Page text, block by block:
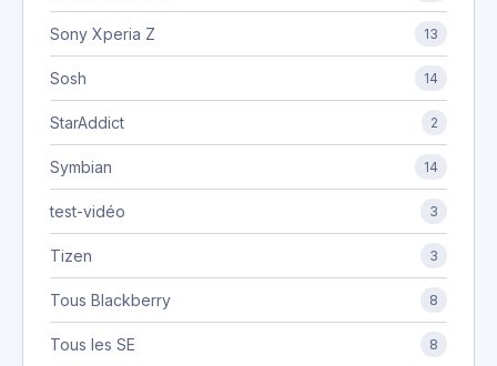
Sony Xperia Z 13
Sosh 14
StarAddict 2
Symbian 14
test-vidéo 3
Tizen 3
Tous Blackberry 8
Tous les SE 8